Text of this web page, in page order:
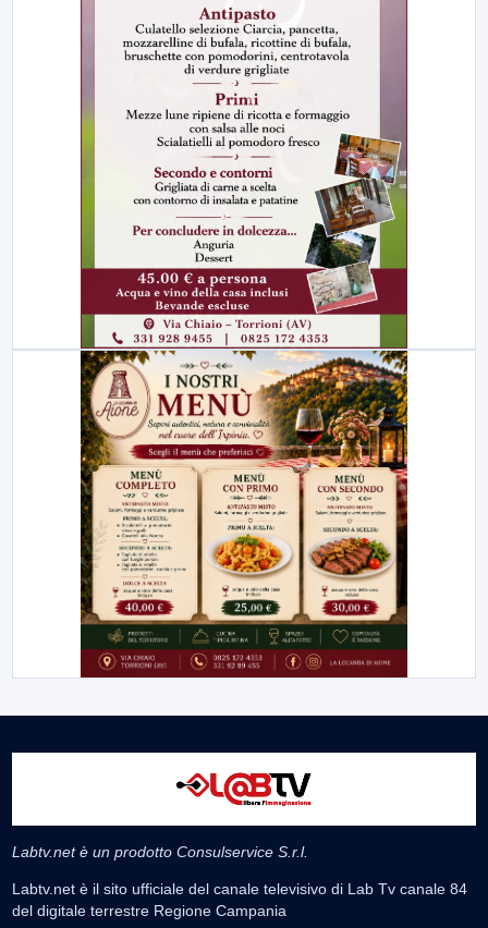
Labtv.net è un prodotto Consulservice S.r.l.
Labtv.net è il sito ufficiale del canale televisivo di Lab Tv canale 84
del digitale terrestre Regione Campania